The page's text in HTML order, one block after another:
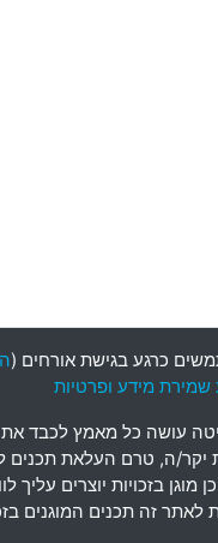
כרגע בגישת אורחים (
שמירת מידע ופרטיות
עושה כל מאמץ לכבד את
יקר/ה, טרם העלאת תכנים
מוגן בזכויות יוצרים
לאתר זה תכנים המוגנים